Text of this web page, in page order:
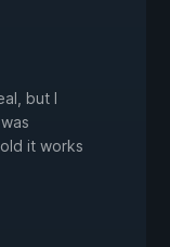
but I
it works